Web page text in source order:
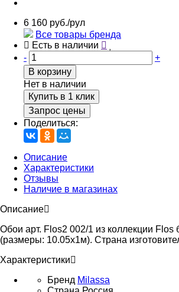
6 160 руб./рул
Все товары бренда
Есть в наличии
-
+
В корзину
Нет в наличии
Купить в 1 клик
Запрос цены
Поделиться:
Описание
Характеристики
Отзывы
Наличие в магазинах
Описание
Обои арт. Flos2 002/1 из коллекции Flos
(размеры: 10.05х1м). Страна
Характеристики
Бренд Milassa